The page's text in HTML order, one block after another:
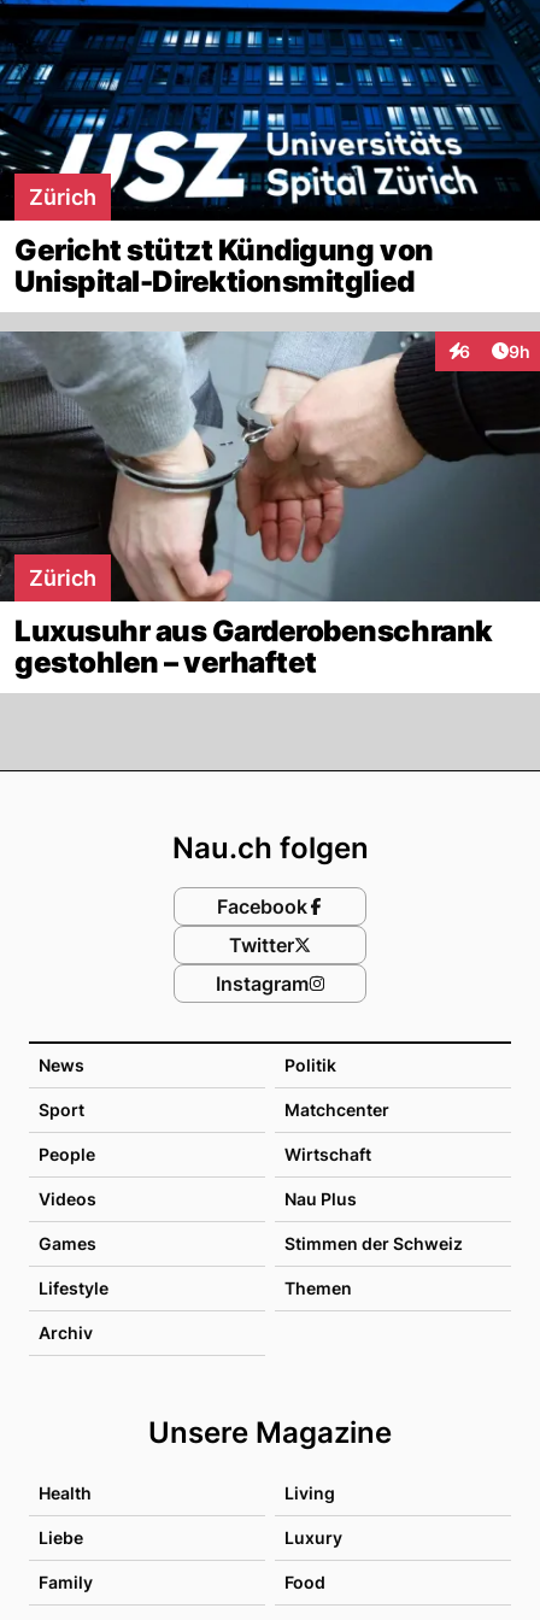
Zürich
Gericht stützt Kündigung von
Unispital-Direktionsmitglied
6 9h
Zürich
Luxusuhr aus Garderobenschrank
gestohlen – verhaftet
News Politik
Sport Matchcenter
People Wirtschaft
Videos Nau Plus
Games Stimmen der Schweiz
Lifestyle Themen
Archiv
Unsere Magazine
Health Living
Liebe Luxury
Family Food
Nau.ch folgen
Facebook
Twitter
Instagram